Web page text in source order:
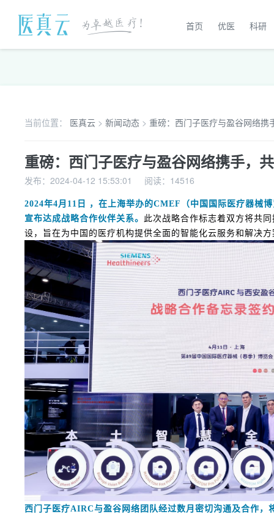
首页 优医 科研
当前位置： 医真云 > 新闻动态 > 重磅：西门子医疗与盈谷网络携
发布：2024-04-12 15:53:01 阅读：14516
2024年4月11日 ，在上海举办的CMEF（中国国际医疗器械
宣布达成战略合作伙伴关系。 此次战略合作标志着双方将共同
设，旨在为中国的医疗机构提供全面的智能化云服务和解决方
西门子医疗AIRC与盈谷网络团队经过数月密切沟通及合作